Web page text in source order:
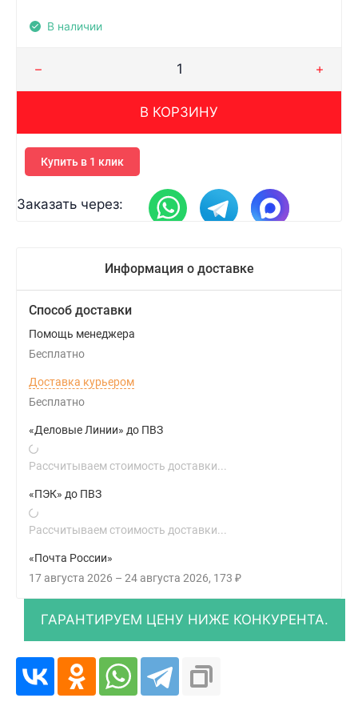
В наличии
В КОРЗИНУ
Купить в 1 клик
Заказать через:
Информация о доставке
Способ доставки
Помощь менеджера
Бесплатно
Доставка курьером
Бесплатно
«Деловые Линии» до ПВЗ
Рассчитываем стоимость доставки...
«ПЭК» до ПВЗ
Рассчитываем стоимость доставки...
«Почта России»
17 августа 2026 – 24 августа 2026 173 ₽